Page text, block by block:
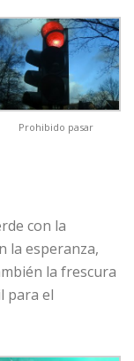
Prohibido pasar
con la
la esperanza,
la frescura
para el